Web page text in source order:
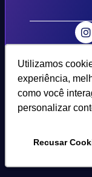
Utilizamos
experiência,
como você
personalizar
Recusar
Utilizamos
experiência,
como você
personalizar
Recusar
© 2024 SIEG
reservados |